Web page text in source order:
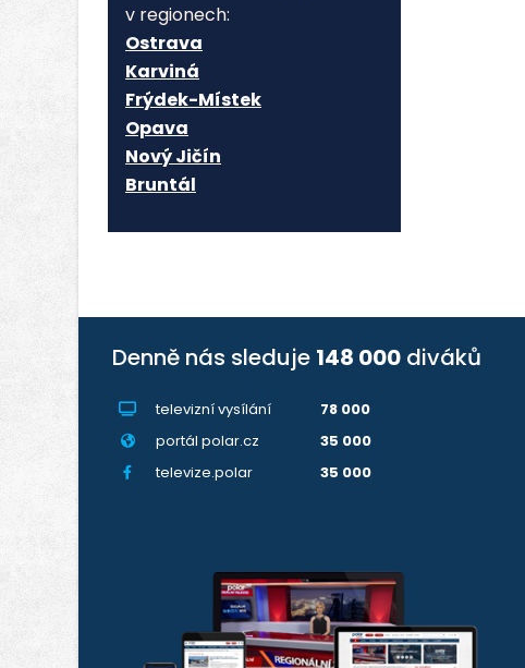
v regionech:
Ostrava
Karviná
Frýdek-Místek
Opava
Nový Jičín
Bruntál
Denně nás sleduje 148 000 diváků
televizní vysílání
78 000
portál polar.cz
35 000
televize.polar
35 000